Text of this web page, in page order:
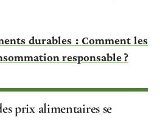
durables : Comment les
responsable ?
prix alimentaires se